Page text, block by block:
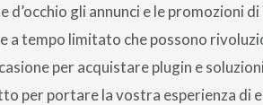
gli annunci e le promozioni
tempo limitato che possono
per acquistare plugin e
per portare la vostra esperienza di